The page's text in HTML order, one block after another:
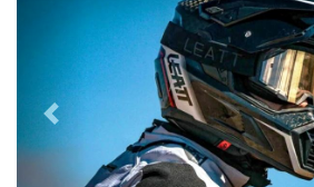
Предыдущий